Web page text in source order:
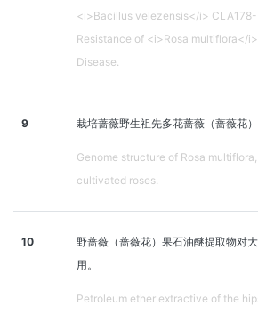
<i>Bacillus velezensis</i>
Resistance of <i>Rosa multiflora</
Disease.
9 栽培蔷薇野生祖先多花蔷薇（蔷薇花）
Genome structure of Rosa
cultivated roses.
10
野蔷薇（蔷薇花）果石油醚提取物对
用。
Petroleum ether extractive of the